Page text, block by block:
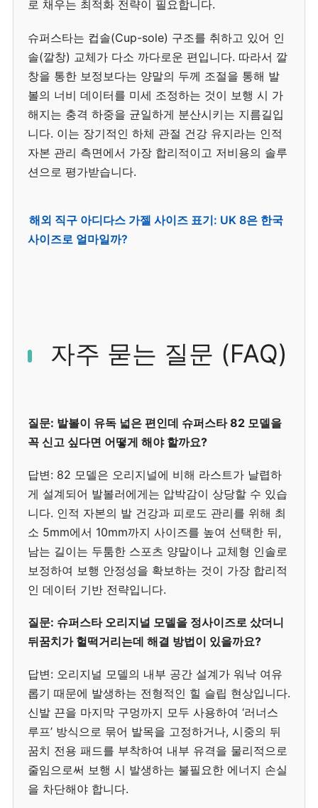
로 채우는 최적화 전략이 필요합니다.
슈퍼스타는 컵솔(Cup-sole) 구조를 취하고 있어 인
솔(깔창) 교체가 다소 까다로운 편입니다. 따라서 깔
창을 통한 보정보다는 양말의 두께 조절을 통해 발
볼의 너비 데이터를 미세 조정하는 것이 보행 시 가
해지는 충격 하중을 균일하게 분산시키는 지름길입
니다. 이는 장기적인 하체 관절 건강 유지라는 인적
자본 관리 측면에서 가장 합리적이고 저비용의 솔루
션으로 평가받습니다.
해외 직구 아디다스 가젤 사이즈 표기: UK 8은 한국
사이즈로 얼마일까?
자주 묻는 질문 (FAQ)
질문: 발볼이 유독 넓은 편인데 슈퍼스타 82 모델을
꼭 신고 싶다면 어떻게 해야 할까요?
답변: 82 모델은 오리지널에 비해 라스트가 날렵하
게 설계되어 발볼러에게는 압박감이 상당할 수 있습
니다. 인적 자본의 발 건강과 피로도 관리를 위해 최
소 5mm에서 10mm까지 사이즈를 높여 선택한 뒤,
남는 길이는 두툼한 스포츠 양말이나 교체형 인솔로
보정하여 보행 안정성을 확보하는 것이 가장 합리적
인 데이터 기반 전략입니다.
질문: 슈퍼스타 오리지널 모델을 정사이즈로 샀더니
뒤꿈치가 헐떡거리는데 해결 방법이 있을까요?
답변: 오리지널 모델의 내부 공간 설계가 워낙 여유
롭기 때문에 발생하는 전형적인 힐 슬립 현상입니다.
신발 끈을 마지막 구멍까지 모두 사용하여 ‘러너스
루프’ 방식으로 묶어 발목을 고정하거나, 시중의 뒤
꿈치 전용 패드를 부착하여 내부 유격을 물리적으로
줄임으로써 보행 시 발생하는 불필요한 에너지 손실
을 차단해야 합니다.